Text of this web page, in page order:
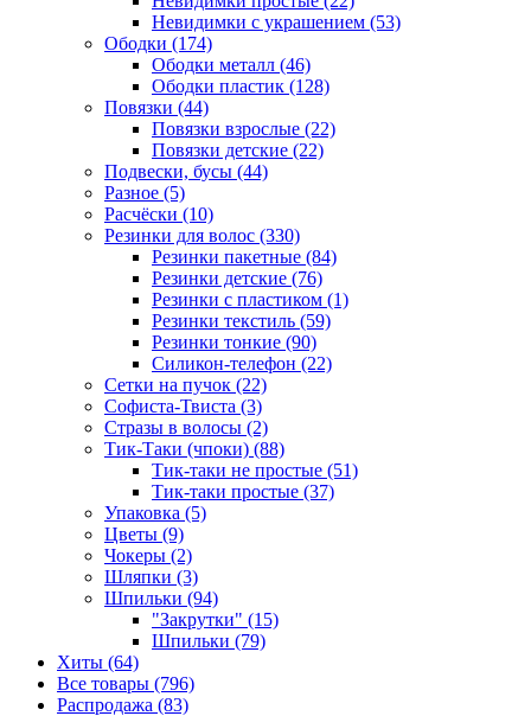
Невидимки с украшением (53)
Ободки (174)
Ободки металл (46)
Ободки пластик (128)
Повязки (44)
Повязки взрослые (22)
Повязки детские (22)
Подвески, бусы (44)
Разное (5)
Расчёски (10)
Резинки для волос (330)
Резинки пакетные (84)
Резинки детские (76)
Резинки с пластиком (1)
Резинки текстиль (59)
Резинки тонкие (90)
Силикон-телефон (22)
Сетки на пучок (22)
Софиста-Твиста (3)
Стразы в волосы (2)
Тик-Таки (чпоки) (88)
Тик-таки не простые (51)
Тик-таки простые (37)
Упаковка (5)
Цветы (9)
Чокеры (2)
Шляпки (3)
Шпильки (94)
"Закрутки" (15)
Шпильки (79)
Хиты (64)
Все товары (796)
Распродажа (83)